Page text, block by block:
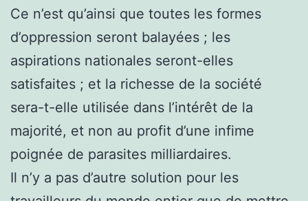
Ce n’est qu’ainsi que toutes les formes
d’oppression seront balayées ; les
aspirations nationales seront-elles
satisfaites ; et la richesse de la société
sera-t-elle utilisée dans l’intérêt de la
majorité, et non au profit d’une infime
poignée de parasites milliardaires.
Il n’y a pas d’autre solution pour les